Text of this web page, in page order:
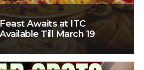
Awaits at ITC
Till March 19